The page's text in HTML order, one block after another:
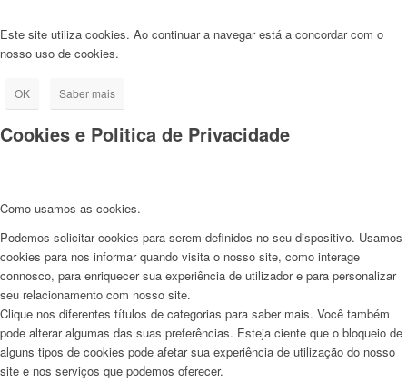
Este site utiliza cookies. Ao continuar a navegar está a concordar com o
nosso uso de cookies.
OK Saber mais
Cookies e Politica de Privacidade
Como usamos as cookies.
Podemos solicitar cookies para serem definidos no seu dispositivo. Usamos
cookies para nos informar quando visita o nosso site, como interage
connosco, para enriquecer sua experiência de utilizador e para personalizar
seu relacionamento com nosso site.
Clique nos diferentes títulos de categorias para saber mais. Você também
pode alterar algumas das suas preferências. Esteja ciente que o bloqueio de
alguns tipos de cookies pode afetar sua experiência de utilização do nosso
site e nos serviços que podemos oferecer.